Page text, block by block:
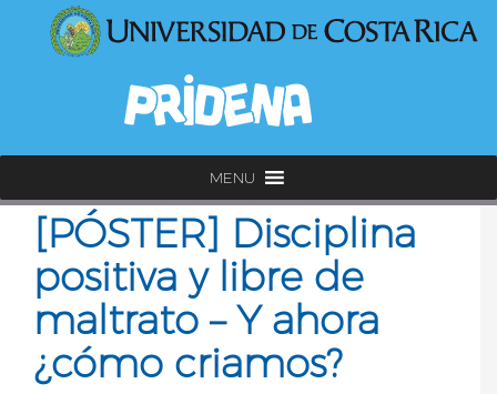
MENU
[PÓSTER] Disciplina
positiva y libre de
maltrato – Y ahora
¿cómo criamos?